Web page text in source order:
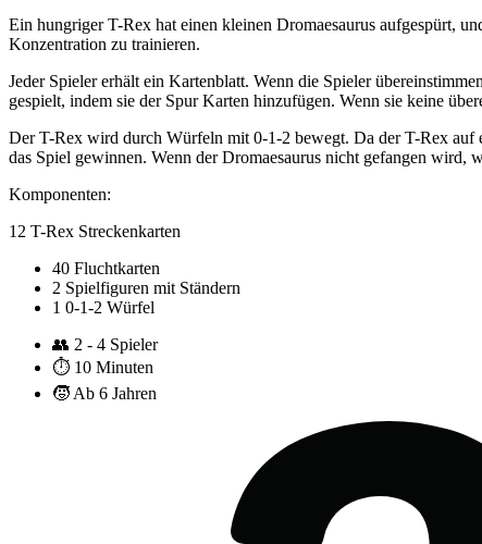
Ein hungriger T-Rex hat einen kleinen Dromaesaurus aufgespürt,
Konzentration zu trainieren.
Jeder Spieler erhält ein Kartenblatt. Wenn die Spieler
gespielt, indem sie der Spur Karten hinzufügen. Wenn sie keine
Der T-Rex wird durch Würfeln mit 0-1-2 bewegt. Da der T-Rex auf
das Spiel gewinnen. Wenn der Dromaesaurus nicht gefangen wird,
Komponenten:
12 T-Rex Streckenkarten
40 Fluchtkarten
2 Spielfiguren mit Ständern
1 0-1-2 Würfel
👥 2 - 4 Spieler
⏱️ 10 Minuten
🧒 Ab 6 Jahren